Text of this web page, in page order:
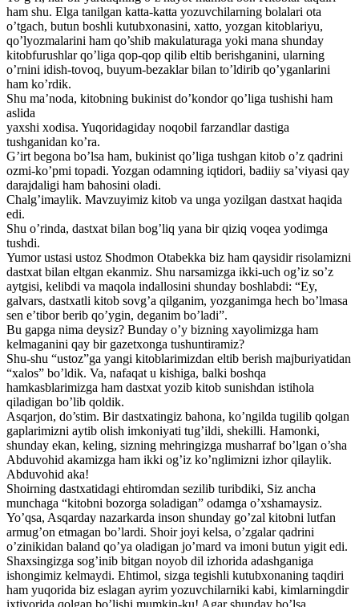
ham shu. Elga tanilgan katta-katta yozuvchilarning bolalari ota
o’tgach, butun boshli kutubxonasini, xatto, yozgan kitoblariyu,
qo’lyozmalarini ham qo’shib makulaturaga yoki mana shunday
kitobfurushlar qo’liga qop-qop qilib eltib berishganini, ularning
o’rnini idish-tovoq, buyum-bezaklar bilan to’ldirib qo’yganlarini
ham ko’rdik.
Shu ma’noda, kitobning bukinist do’kondor qo’liga tushishi ham
aslida
yaxshi xodisa. Yuqoridagiday noqobil farzandlar dastiga
tushganidan ko’ra.
G’irt begona bo’lsa ham, bukinist qo’liga tushgan kitob o’z qadrini
ozmi-ko’pmi topadi. Yozgan odamning iqtidori, badiiy sa’viyasi qay
darajdaligi ham bahosini oladi.
Chalg’imaylik. Mavzuyimiz kitob va unga yozilgan dastxat haqida
edi.
Shu o’rinda, dastxat bilan bog’liq yana bir qiziq voqea yodimga
tushdi.
Yumor ustasi ustoz Shodmon Otabekka biz ham qaysidir risolamizni
dastxat bilan eltgan ekanmiz. Shu narsamizga ikki-uch og’iz so’z
aytgisi, kelibdi va maqola indallosini shunday boshlabdi: “Ey,
galvars, dastxatli kitob sovg’a qilganim, yozganimga hech bo’lmasa
sen e’tibor berib qo’ygin, deganim bo’ladi”.
Bu gapga nima deysiz? Bunday o’y bizning xayolimizga ham
kelmaganini qay bir gazetxonga tushuntiramiz?
Shu-shu “ustoz”ga yangi kitoblarimizdan eltib berish majburiyatidan
“xalos” bo’ldik. Va, nafaqat u kishiga, balki boshqa
hamkasblarimizga ham dastxat yozib kitob sunishdan istihola
qiladigan bo’lib qoldik.
Asqarjon, do’stim. Bir dastxatingiz bahona, ko’ngilda tugilib qolgan
gaplarimizni aytib olish imkoniyati tug’ildi, shekilli. Hamonki,
shunday ekan, keling, sizning mehringizga musharraf bo’lgan o’sha
Abduvohid akamizga ham ikki og’iz ko’nglimizni izhor qilaylik.
Abduvohid aka!
Shoirning dastxatidagi ehtiromdan sezilib turibdiki, Siz ancha
munchaga “kitobni bozorga soladigan” odamga o’xshamaysiz.
Yo’qsa, Asqarday nazarkarda inson shunday go’zal kitobni lutfan
armug’on etmagan bo’lardi. Shoir joyi kelsa, o’zgalar qadrini
o’zinikidan baland qo’ya oladigan jo’mard va imoni butun yigit edi.
Shaxsingizga sog’inib bitgan noyob dil izhorida adashganiga
ishongimiz kelmaydi. Ehtimol, sizga tegishli kutubxonaning taqdiri
ham yuqorida biz eslagan ayrim yozuvchilarniki kabi, kimlarningdir